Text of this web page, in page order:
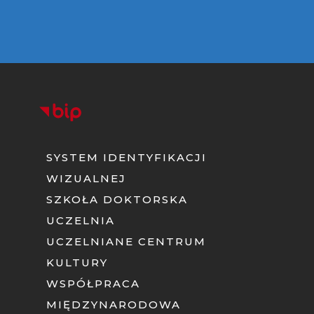
SYSTEM IDENTYFIKACJI
WIZUALNEJ
SZKOŁA DOKTORSKA
UCZELNIA
UCZELNIANE CENTRUM
KULTURY
WSPÓŁPRACA
MIĘDZYNARODOWA